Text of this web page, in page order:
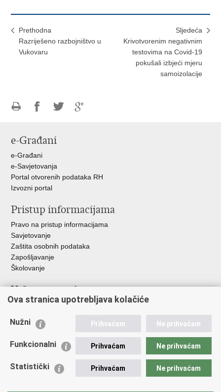
Prethodna
Razriješeno razbojništvo u
Vukovaru
Sljedeća
Krivotvorenim negativnim
testovima na Covid-19
pokušali izbjeći mjeru
samoizolacije
FacebookuTwitteru
e-Građani
e-Građani
e-Savjetovanja
Portal otvorenih podataka RH
Izvozni portal
Pristup informacijama
Pravo na pristup informacijama
Savjetovanje
Zaštita osobnih podataka
Zapošljavanje
Školovanje
Važne poveznice
Ministarstvo unutarnjih poslova
Udruge
Policijska akademija
Zaklada policijske solidarnosti
Ova stranica upotrebljava kolačiće
Nužni Prihvaćam Ne prihvaćam
Funkcionalni Prihvaćam Ne prihvaćam
Statistički Prihvaćam Ne prihvaćam